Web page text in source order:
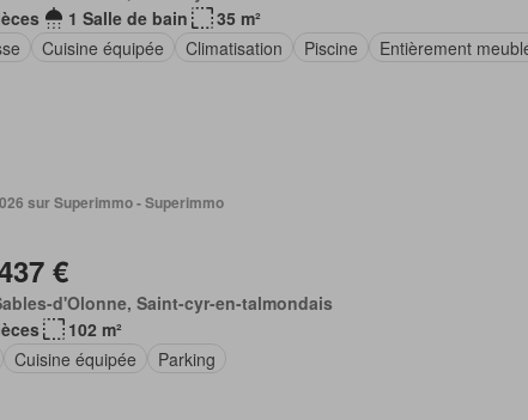
1 Salle de bain
35 m²
Cuisine équipée Climatisation Piscine Entièrement
sur Superimmo - Superimmo
€
d'Olonne, Saint-cyr-en-talmondais
102 m²
Cuisine équipée Parking